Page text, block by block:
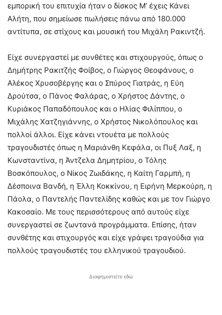
εμπορική του επιτυχία ήταν ο δίσκος Μ’ έχεις Κάνει
Αλήτη, που σημείωσε πωλήσεις πάνω από 180.000
αντίτυπα, σε στίχους και μουσική του Μιχάλη Ρακιντζή.
Είχε συνεργαστεί με συνθέτες και στιχουργούς, όπως ο
Δημήτρης Ρακιτζής Φοίβος, ο Γιώργος Θεοφάνους, ο
Αλέκος Χρυσοβέργης και ο Σπύρος Γιατράς, η Εύη
Δρούτσα, ο Πάνος Φαλάρας, ο Χρήστος Δάντης, ο
Κυριάκος Παπαδόπουλος και ο Ηλίας Φιλίππου, ο
Μιχάλης Χατζηγιάννης, ο Χρήστος Νικολόπουλος και
πολλοί άλλοι. Είχε κάνει ντουέτα με πολλούς
τραγουδιστές όπως η Μαριάνθη Κεφάλα, οι Πυξ Λαξ, η
Κωνσταντίνα, η Άντζελα Δημητρίου, ο Τόλης
Βοσκόπουλος, ο Νίκος Ζωιδάκης, η Καίτη Γαρμπή, η
Δέσποινα Βανδή, η Έλλη Κοκκίνου, η Ειρήνη Μερκούρη, η
Πάολα, ο Παντελής Παντελίδης καθώς και με τον Γιώργο
Κακοσαίο. Με τους περισσότερους από αυτούς είχε
συνεργαστεί σε ζωντανά προγράμματα. Επίσης, ήταν
συνθέτης και στιχουργός και είχε γράψει τραγούδια για
πολλούς τραγουδιστές του ελληνικού τραγουδιού.
Διαφημιστείτε εδώ